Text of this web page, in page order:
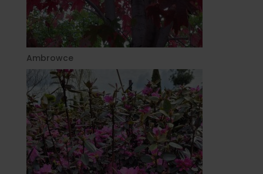
Ambrowce